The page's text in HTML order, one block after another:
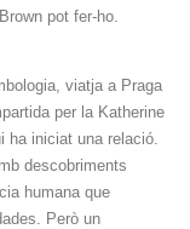
pot fer-ho.
viatja a Praga
per la Katherine
iniciat una relació.
descobriments
humana que
Però un